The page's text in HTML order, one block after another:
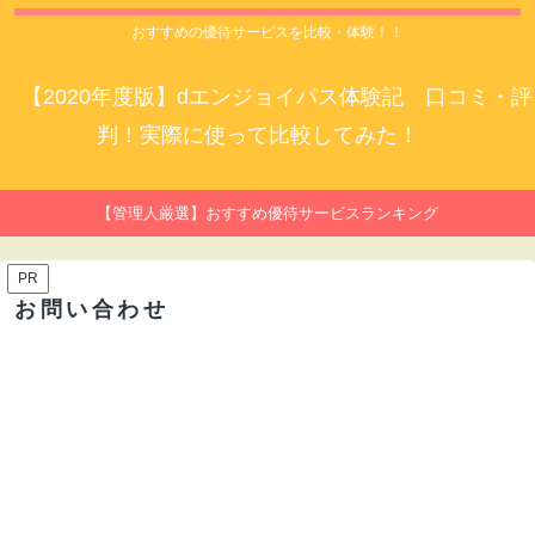
おすすめの優待サービスを比較・体験！！
【2020年度版】dエンジョイパス体験記 口コミ・評
判！実際に使って比較してみた！
【管理人厳選】おすすめ優待サービスランキング
PR
お問い合わせ